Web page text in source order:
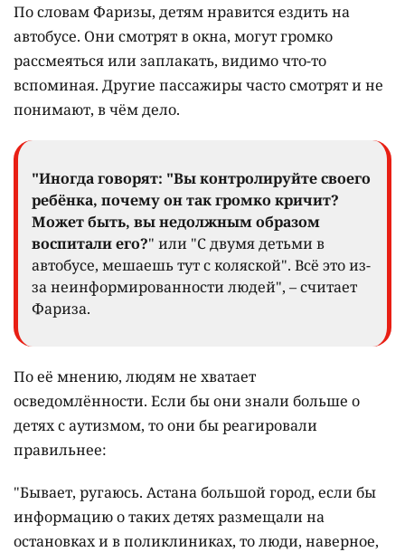
По словам Фаризы, детям нравится ездить на
автобусе. Они смотрят в окна, могут громко
рассмеяться или заплакать, видимо что-то
вспоминая. Другие пассажиры часто смотрят и не
понимают, в чём дело.
"Иногда говорят: "Вы контролируйте своего
ребёнка, почему он так громко кричит?
Может быть, вы недолжным образом
воспитали его?" или "С двумя детьми в
автобусе, мешаешь тут с коляской". Всё это из-
за неинформированности людей", – считает
Фариза.
По её мнению, людям не хватает
осведомлённости. Если бы они знали больше о
детях с аутизмом, то они бы реагировали
правильнее:
"Бывает, ругаюсь. Астана большой город, если бы
информацию о таких детях размещали на
остановках и в поликлиниках, то люди, наверное,